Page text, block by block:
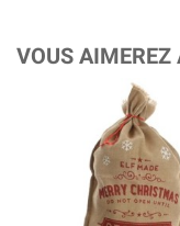
VOUS AIMEREZ